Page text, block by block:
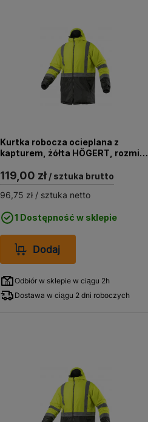
Kurtka robocza ocieplana z
kapturem, żółta HÖGERT, rozmiar:
119,00 zł/ sztuka brutto
96,75 zł/ sztuka netto
1 Dostępność w sklepie
Dodaj
Odbiór w sklepie w ciągu 2h
Dostawa w ciągu 2 dni roboczych